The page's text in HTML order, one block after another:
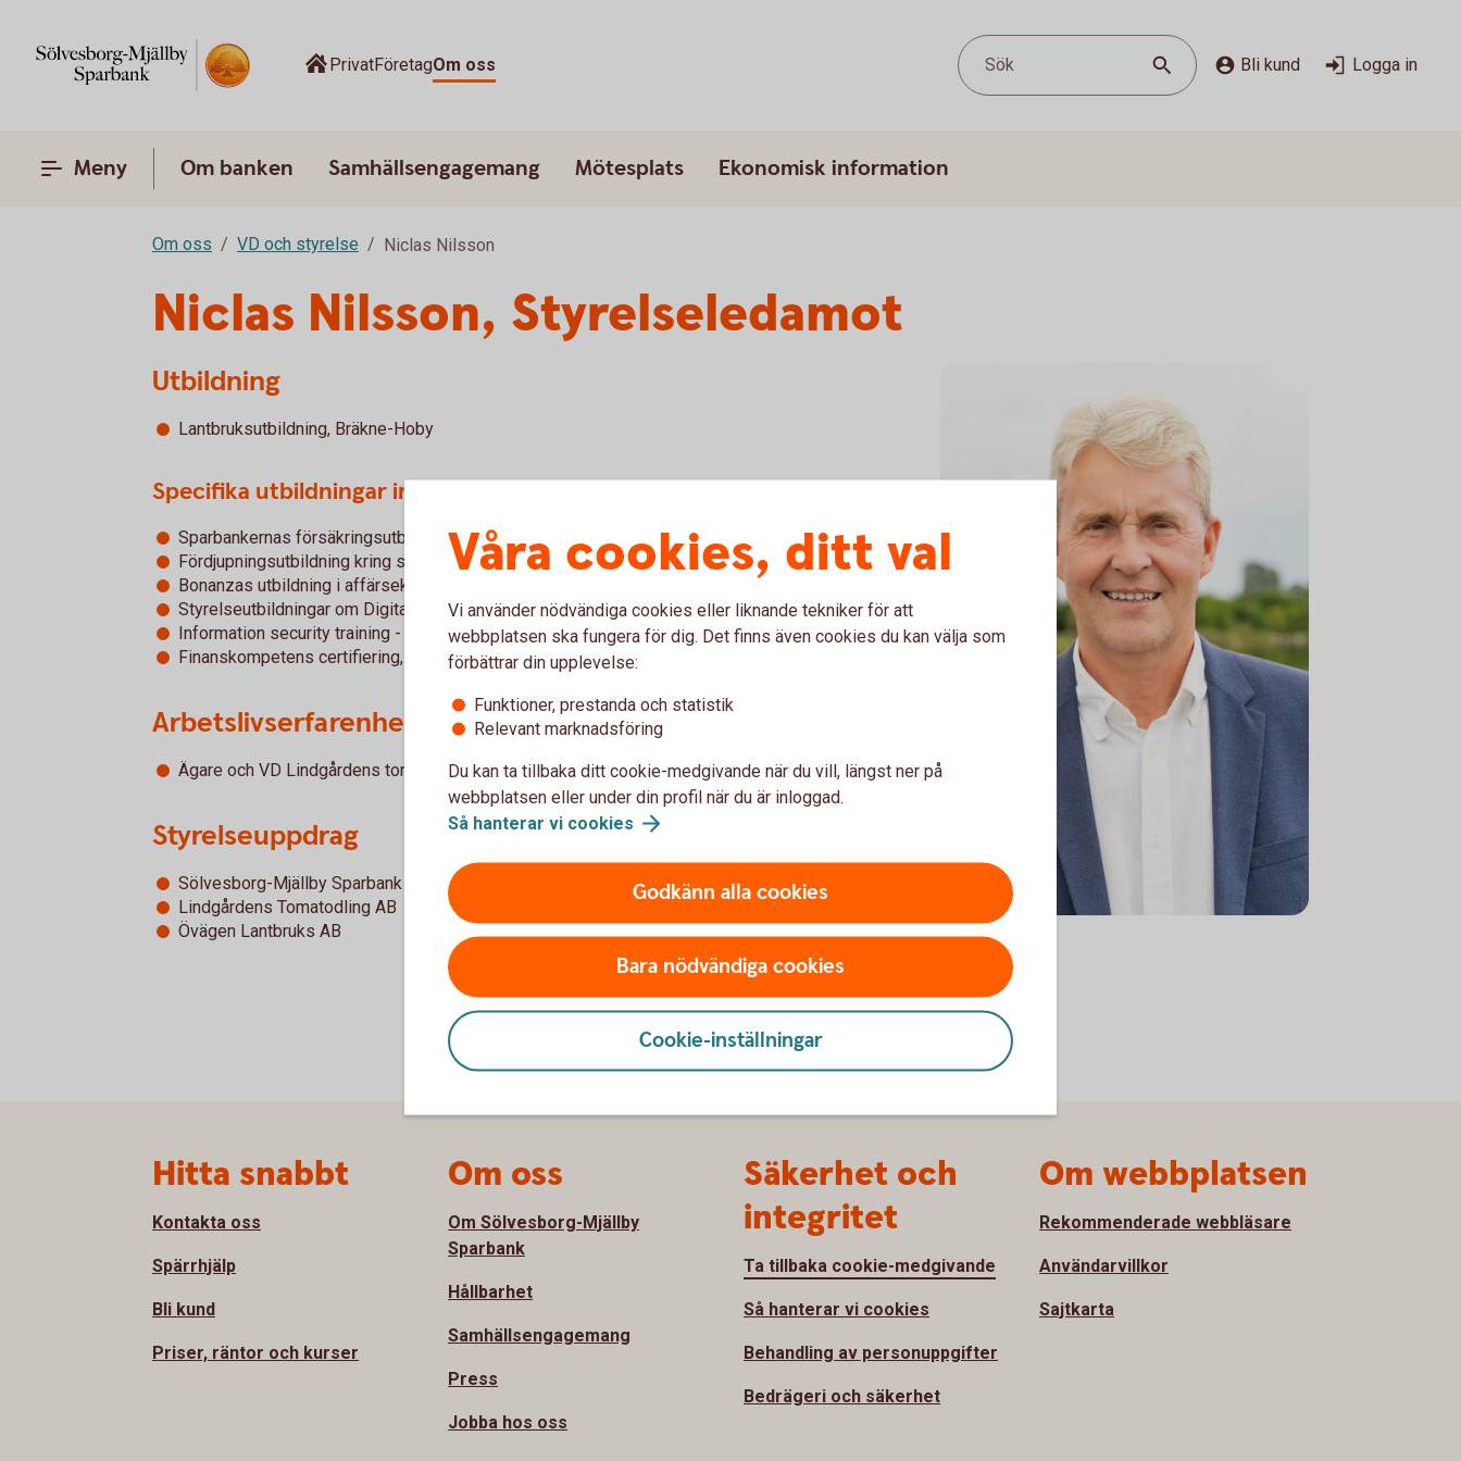
PrivatFöretagOm oss Sök Bli kund Logga in
Meny Om banken Samhällsengagemang Mötesplats Ekonomisk information
Om oss VD och styrelse Niclas Nilsson
Niclas Nilsson, Styrelseledamot
Utbildning
Lantbruksutbildning, Bräkne-Hoby
Specifika utbildningar inom bank och finans
Sparbankernas försäkringsutbildning för styrelseledamöter – 2019
Fördjupningsutbildning kring styrelsens kreditarbete – 2019
Bonanzas utbildning i affärsekonomi - 2019
Styrelseutbildningar om Digital Operational Recilience Act (DORA) (KPMG) – 2024
Information security training - 2025
Finanskompetens certifiering, Hållbarhet i finansbranschen - 2025
Arbetslivserfarenhet
Ägare och VD Lindgårdens tomatodling AB 1988-
Styrelseuppdrag
Sölvesborg-Mjällby Sparbank
Lindgårdens Tomatodling AB
Övägen Lantbruks AB
Våra cookies, ditt val
Vi använder nödvändiga cookies eller liknande tekniker för att
webbplatsen ska fungera för dig. Det finns även cookies du kan välja som
förbättrar din upplevelse:
Funktioner, prestanda och statistik
Relevant marknadsföring
Du kan ta tillbaka ditt cookie-medgivande när du vill, längst ner på
webbplatsen eller under din profil när du är inloggad.
Så hanterar vi cookies
Godkänn alla cookies
Bara nödvändiga cookies
Cookie-inställningar
Hitta snabbt
Kontakta oss
Spärrhjälp
Bli kund
Priser, räntor och kurser
Om oss
Om Sölvesborg-Mjällby
Sparbank
Hållbarhet
Samhällsengagemang
Press
Jobba hos oss
Säkerhet och
integritet
Ta tillbaka cookie-medgivande
Så hanterar vi cookies
Behandling av personuppgifter
Bedrägeri och säkerhet
Om webbplatsen
Rekommenderade webbläsare
Användarvillkor
Sajtkarta